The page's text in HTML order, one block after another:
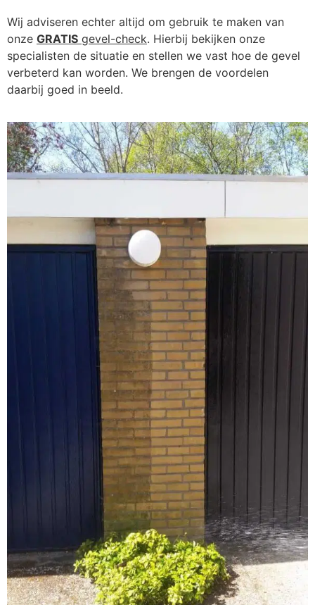
Wij adviseren echter altijd om gebruik te maken van
onze GRATIS gevel-check. Hierbij bekijken onze
specialisten de situatie en stellen we vast hoe de gevel
verbeterd kan worden. We brengen de voordelen
daarbij goed in beeld.